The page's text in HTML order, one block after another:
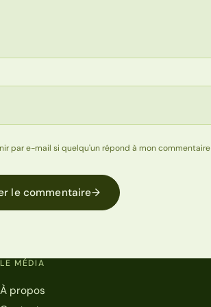
par e-mail si quelqu'un répond à mon commentaire
le commentaire→
LE MÉDIA
À propos